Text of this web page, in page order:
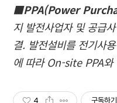
■PPA(Power
지 발전사업자 및 공급
결. 발전설비를 전기사
에 따라 On-site PPA
4 구독하기